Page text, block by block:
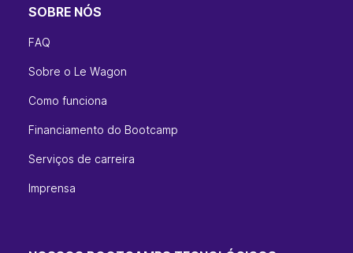
SOBRE NÓS
FAQ
Sobre o Le Wagon
Como funciona
Financiamento do Bootcamp
Serviços de carreira
Imprensa